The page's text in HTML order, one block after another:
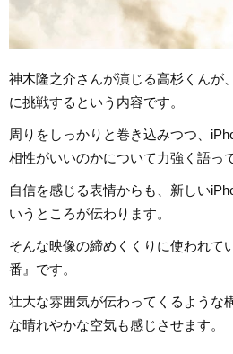
神木隆之介さんが演じる高杉くんが
に挑戦するという内容です。
周りをしっかりと巻き込みつつ、
相性がいいのかについて力強く語っ
自信を感じる表情からも、新しい
いうところが伝わります。
そんな映像の締めくくりに使われて
番』です。
壮大な雰囲気が伝わってくるような
な晴れやかな空気も感じさせます。